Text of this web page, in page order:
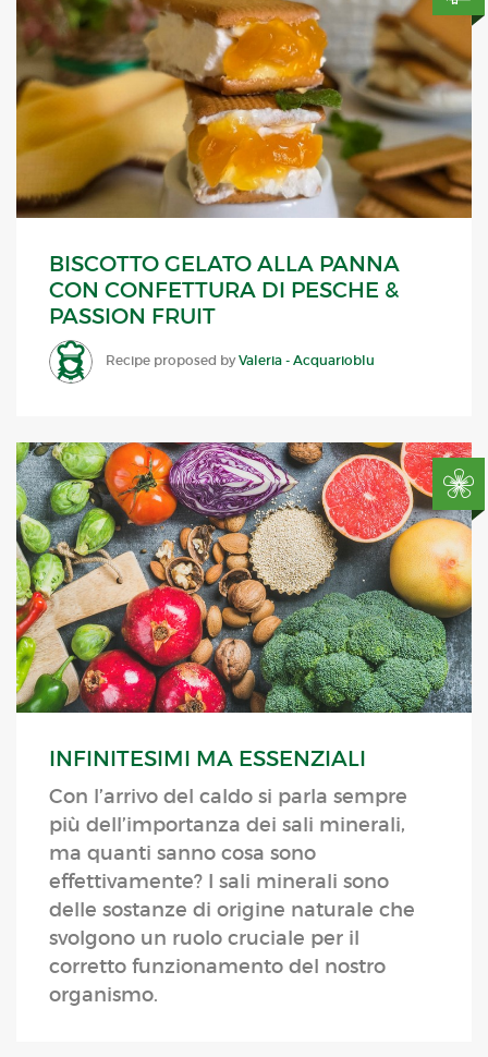
BISCOTTO GELATO ALLA PANNA
CON CONFETTURA DI PESCHE &
PASSION FRUIT
Recipe proposed byValeria - Acquarioblu
INFINITESIMI MA ESSENZIALI
Con l’arrivo del caldo si parla sempre
più dell’importanza dei sali minerali,
ma quanti sanno cosa sono
effettivamente? I sali minerali sono
delle sostanze di origine naturale che
svolgono un ruolo cruciale per il
corretto funzionamento del nostro
organismo.